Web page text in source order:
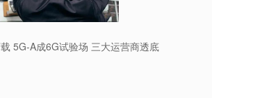
5G-A成6G试验场 三大运营商透底